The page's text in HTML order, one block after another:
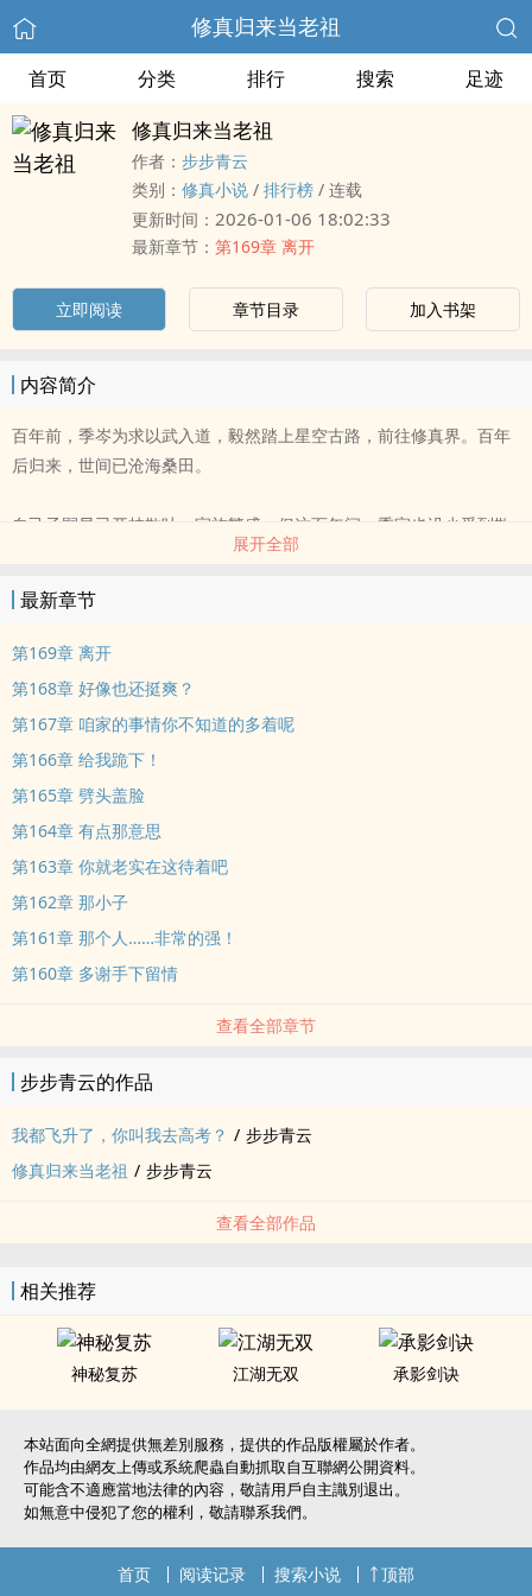
修真归来当老祖
首页 分类 排行 搜索 足迹
修真归来当老祖
作者： 步步青云
类别： 修真小说 / 排行榜 / 连载
更新时间： 2026-01-06 18:02:33
最新章节： 第169章 离开
立即阅读 章节目录 加入书架
内容简介
百年前，季岑为求以武入道，毅然踏上星空古路，前往修真界。百年
后归来，世间已沧海桑田。
自己子嗣早已开枝散叶，家族繁盛，但这百年间，季家也没少受到欺
而季岑的回归，也让季家彻底扬眉吐气……
“老祖，就是这个隐世家族当年欺我季家，强夺我季家宝物！”什么？
居然有人胆敢骑到我季家头上，还强夺宝物？
身为季家老祖，自当为后辈出头，管你什么隐世家族也好，还是古老
展开全部
最新章节
第169章 离开
第168章 好像也还挺爽？
第167章 咱家的事情你不知道的多着呢
第166章 给我跪下！
第165章 劈头盖脸
第164章 有点那意思
第163章 你就老实在这待着吧
第162章 那小子
第161章 那个人……非常的强！
第160章 多谢手下留情
查看全部章节
步步青云的作品
我都飞升了，你叫我去高考？ / 步步青云
修真归来当老祖 / 步步青云
查看全部作品
相关推荐
神秘复苏 江湖无双 承影剑诀
本站面向全網提供無差別服務，提供的作品版權屬於作者。
作品均由網友上傳或系統爬蟲自動抓取自互聯網公開資料。
可能含不適應當地法律的內容，敬請用戶自主識別退出。
如無意中侵犯了您的權利，敬請聯系我們。
首页 阅读记录 搜索小说 顶部